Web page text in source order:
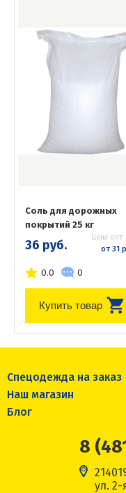
Соль для дорожных
покрытий 25 кг
36 руб. Цена опт:
от 31
0.0 0
Купить товар
Спецодежда на заказ
Наш магазин
Блог
8
ул. 2-